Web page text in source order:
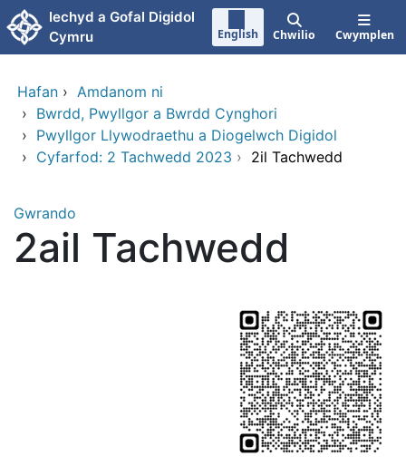
Neidio i'r prif gynnwy
Iechyd a Gofal Digidol
Cymru
English Chwilio Cwymplen
Hafan › Amdanom ni
› Bwrdd, Pwyllgor a Bwrdd Cynghori
› Pwyllgor Llywodraethu a Diogelwch Digidol
› Cyfarfod: 2 Tachwedd 2023 › 2il Tachwedd
Gwrando
2ail Tachwedd